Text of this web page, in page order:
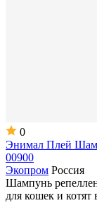
0
Энимал Плей
00900
Экопром Россия
Шампунь
для кошек и котят